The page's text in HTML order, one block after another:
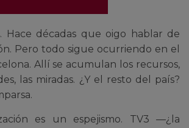
Hace décadas que oigo hablar de
Pero todo sigue ocurriendo en el
Allí se acumulan los recursos,
las miradas. ¿Y el resto del país?
es un espejismo. TV3 —¿la